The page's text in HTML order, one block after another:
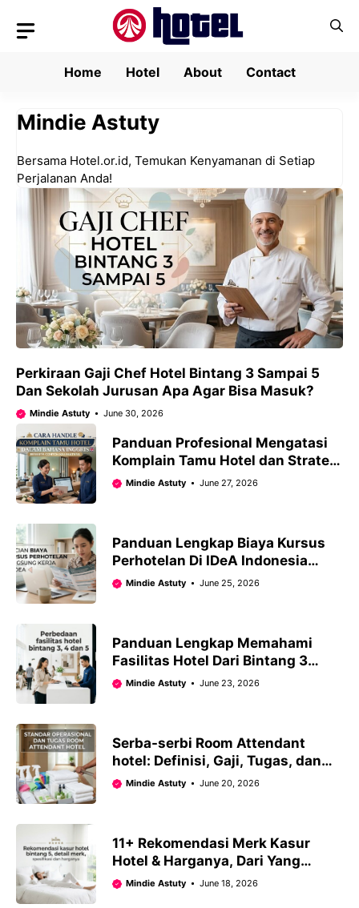
Home
Hotel About Contact
Mindie Astuty
Bersama Hotel.or.id, Temukan Kenyamanan di Setiap
Perjalanan Anda!
Perkiraan Gaji Chef Hotel Bintang 3 Sampai 5
Dan Sekolah Jurusan Apa Agar Bisa Masuk?
Mindie Astuty June 30, 2026
Panduan Profesional Mengatasi
Komplain Tamu Hotel dan Strategi
Pelayanannya
Mindie Astuty June 27, 2026
Panduan Lengkap Biaya Kursus
Perhotelan Di IDeA Indonesia
Serta Syarat Dan Prospek Gajinya!
Mindie Astuty June 25, 2026
Panduan Lengkap Memahami
Fasilitas Hotel Dari Bintang 3
Hingga 5!
Mindie Astuty June 23, 2026
Serba-serbi Room Attendant
hotel: Definisi, Gaji, Tugas, dan
Peluang Karirnya!
Mindie Astuty June 20, 2026
11+ Rekomendasi Merk Kasur
Hotel & Harganya, Dari Yang
Dipakai Di Bintang 5 Sampai
Mindie Astuty June 18, 2026